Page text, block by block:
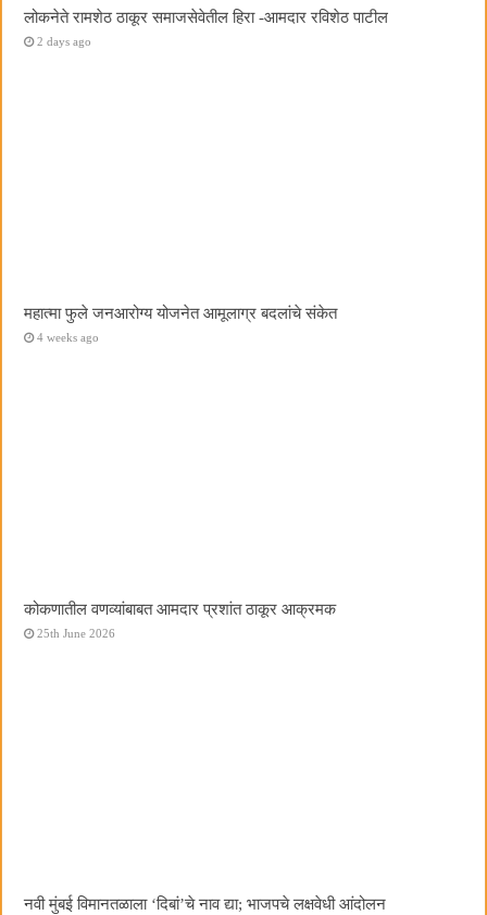
लोकनेते रामशेठ ठाकूर समाजसेवेतील हिरा -आमदार रविशेठ पाटील
2 days ago
महात्मा फुले जनआरोग्य योजनेत आमूलाग्र बदलांचे संकेत
4 weeks ago
कोकणातील वणव्यांबाबत आमदार प्रशांत ठाकूर आक्रमक
25th June 2026
नवी मुंबई विमानतळाला ‌‘दिबां‌’चे नाव द्या; भाजपचे लक्षवेधी आंदोलन